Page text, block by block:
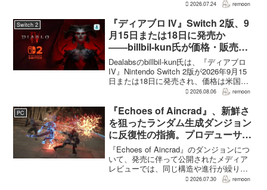
される。配合を繰り返すことで数値が増
が高くなる補正がかかる。前作『ドラゴ
ンクエストモンスターズ...
2026.07.24 remoon
Switch 2
『ディアブロ IV』Switch 2版、9
月15日または18日に発売か
――billbil-kun氏が価格・販売形
態も独自入手
Dealabsのbillbil-kun氏は、『ディアブロ
IV』Nintendo Switch 2版が2026年9月15
日または18日に発売され、価格は米国
69.99ドルになると独自情報として伝え
ームカー...
2026.08.06 remoon
PC
『Echoes of Aincrad』、新鮮さ
を狙ったランダム生成ダンジョン
に反復性の指摘。プロデューサー
は発売前に採用理由を説明
『Echoes of Aincrad』のダンジョンにつ
いて、発売に伴って公開されたメディア
レビューでは、同じ構造や進行が繰り返
されるとの評価が出ている。発売前の7月
2026.07.30 remoon